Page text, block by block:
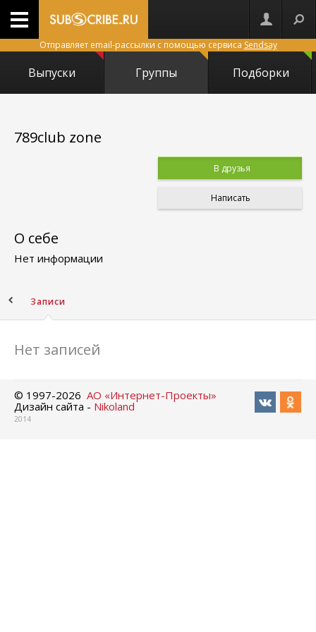
Отправляет email-рассылки с помощью сервиса Sendsay
Выпуски Группы Подборки
789club zone
В друзья
Написать
О себе
Нет информации
Записи
Нет записей
© 1997-2026 АО «Интернет-Проекты»
Дизайн сайта - Nikoland
2014